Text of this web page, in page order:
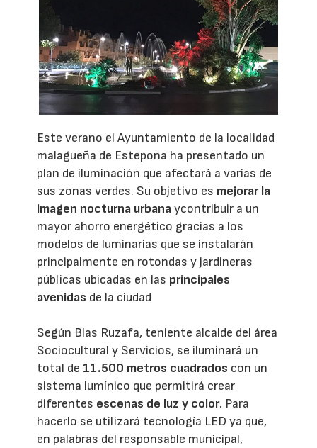
Este verano el Ayuntamiento de la localidad
malagueña de Estepona ha presentado un
plan de iluminación que afectará a varias de
sus zonas verdes. Su objetivo es mejorar la
imagen nocturna urbanaycontribuir a un
mayor ahorro energético gracias a los
modelos de luminarias que se instalarán
principalmente en rotondas y jardineras
públicas ubicadas en las principales
avenidas de la ciudad
Según Blas Ruzafa, teniente alcalde del área
Sociocultural y Servicios, se iluminará un
total de 11.500 metros cuadrados con un
sistema lumínico que permitirá crear
diferentes escenas de luz y color. Para
hacerlo se utilizará tecnología LED ya que,
en palabras del responsable municipal,